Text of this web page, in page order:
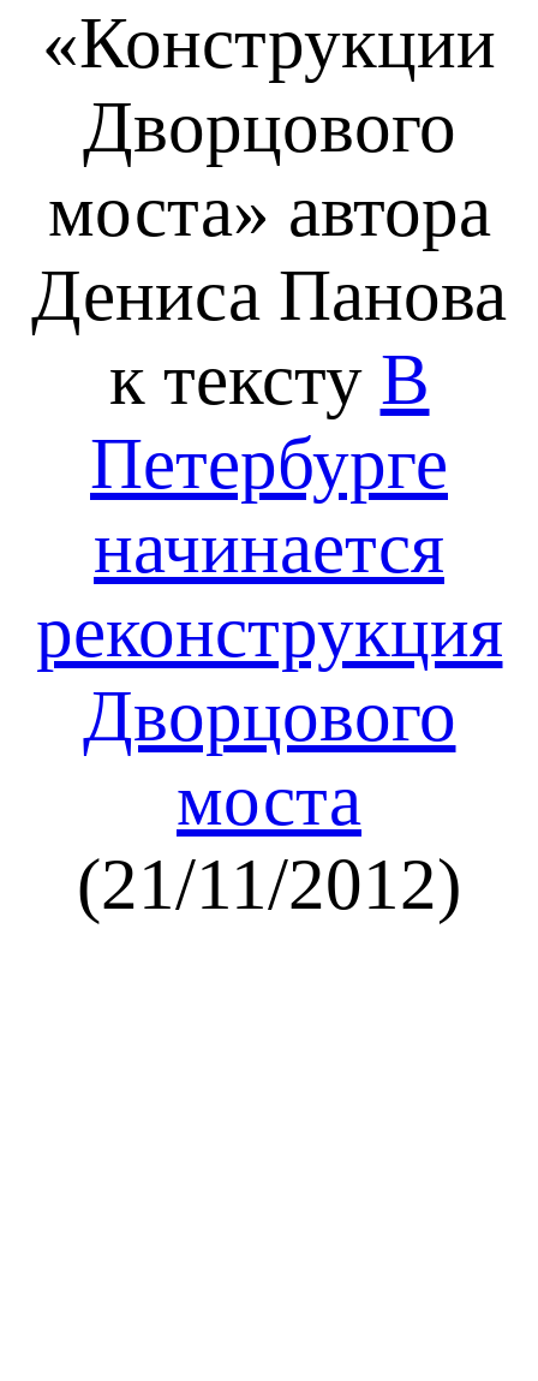
«Конструкции
Дворцового
моста» автора
Дениса Панова
к тексту В
Петербурге
начинается
реконструкция
Дворцового
моста
(21/11/2012)